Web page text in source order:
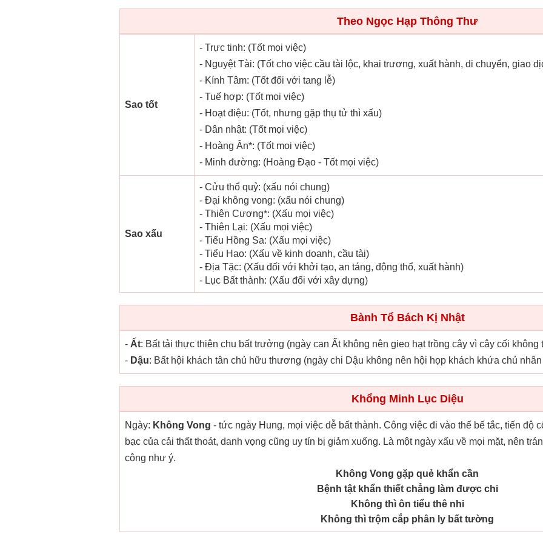
Theo Ngọc Hạp Thông Thư
Sao tốt
- Trực tinh: (Tốt mọi việc)
- Nguyệt Tài: (Tốt cho việc cầu tài lộc, khai trương, xuất hành, di chuyển, giao
- Kính Tâm: (Tốt đối với tang lễ)
- Tuế hợp: (Tốt mọi việc)
- Hoạt điệu: (Tốt, nhưng gặp thụ tử thì xấu)
- Dân nhật: (Tốt mọi việc)
- Hoàng Ân*: (Tốt mọi việc)
- Minh đường: (Hoàng Đạo - Tốt mọi việc)
Sao xấu
- Cửu thổ quỷ: (xấu nói chung)
- Đại không vong: (xấu nói chung)
- Thiên Cương*: (Xấu mọi việc)
- Thiên Lại: (Xấu mọi việc)
- Tiểu Hồng Sa: (Xấu mọi việc)
- Tiểu Hao: (Xấu về kinh doanh, cầu tài)
- Địa Tặc: (Xấu đối với khởi tạo, an táng, động thổ, xuất hành)
- Lục Bất thành: (Xấu đối với xây dựng)
Bành Tổ Bách Kị Nhật
- Ất: Bất tải thực thiên chu bất trưởng (ngày can Ất không nên gieo hạt trồng cây vì cây cối
- Dậu: Bất hội khách tân chủ hữu thương (ngày chi Dậu không nên hội họp khách khứa chủ
Khổng Minh Lục Diệu
Ngày: Không Vong - tức ngày Hung, mọi việc dễ bất thành. Công việc đi vào thế bế tắc, tiến độ
bạc của cải thất thoát, danh vọng cũng uy tín bị giảm xuống. Là một ngày xấu về mọi mặt, nên
công như ý.
Không Vong gặp quẻ khẩn cần
Bệnh tật khẩn thiết chẳng làm được chi
Không thì ôn tiểu thê nhi
Không thì trộm cắp phân ly bất tường